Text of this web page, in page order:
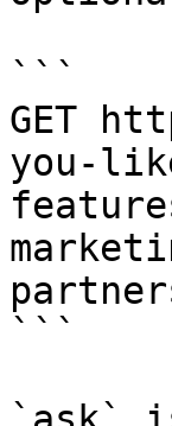
```
GET
you-
```